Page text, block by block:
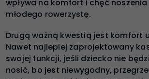
wpływa na komfort i chęć
młodego rowerzystę.
Drugą ważną kwestią jest komfort
Nawet najlepiej zaprojektowany
swojej funkcji, jeśli dziecko nie
nosić, bo jest niewygodny,